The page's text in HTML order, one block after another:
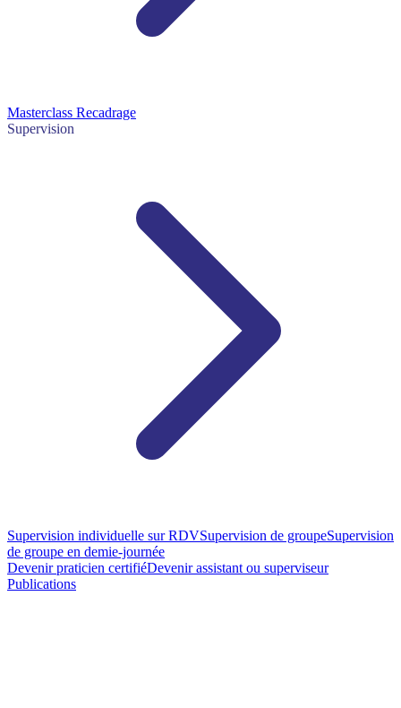
Masterclass Recadrage
Supervision
Supervision individuelle sur RDVSupervision de groupeSupervision
de groupe en demie-journée
Devenir praticien certifiéDevenir assistant ou superviseur
Publications